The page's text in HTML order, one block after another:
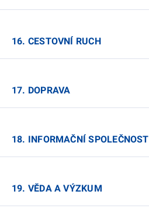
16. CESTOVNÍ RUCH
17. DOPRAVA
18. INFORMAČNÍ SPOLEČNOST
19. VĚDA A VÝZKUM